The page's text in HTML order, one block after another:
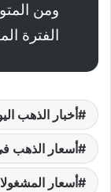
ومن
الفترة
أخبار الذهب
أسعار الذهب
أسعار